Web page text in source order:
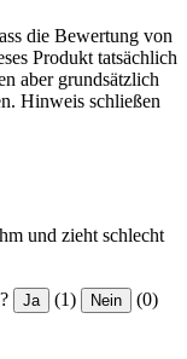
die Bewertung von
Produkt tatsächlich
aber grundsätzlich
Hinweis schließen
und zieht schlecht
Ja (1) Nein (0)